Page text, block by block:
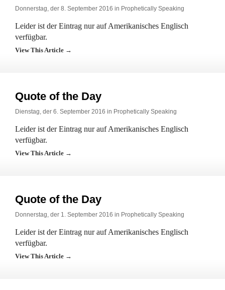
Donnerstag, der 8. September 2016 in Prophetically Speaking
Leider ist der Eintrag nur auf Amerikanisches Englisch
verfügbar.
View This Article →
Quote of the Day
Dienstag, der 6. September 2016 in Prophetically Speaking
Leider ist der Eintrag nur auf Amerikanisches Englisch
verfügbar.
View This Article →
Quote of the Day
Donnerstag, der 1. September 2016 in Prophetically Speaking
Leider ist der Eintrag nur auf Amerikanisches Englisch
verfügbar.
View This Article →